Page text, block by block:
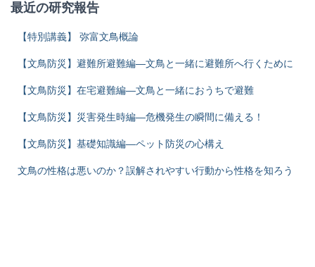
最近の研究報告
【特別講義】 弥富文鳥概論
【文鳥防災】避難所避難編―文鳥と一緒に避難所へ行くために
【文鳥防災】在宅避難編―文鳥と一緒におうちで避難
【文鳥防災】災害発生時編―危機発生の瞬間に備える！
【文鳥防災】基礎知識編―ペット防災の心構え
文鳥の性格は悪いのか？誤解されやすい行動から性格を知ろう